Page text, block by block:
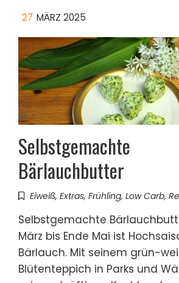
27 MÄRZ 2025
Selbstgemachte
Bärlauchbutter
Eiweiß, Extras, Frühling, Low Carb,
Selbstgemachte
März bis Ende Mai ist
Bärlauch. Mit seinem grün-
Blütenteppich in Parks und